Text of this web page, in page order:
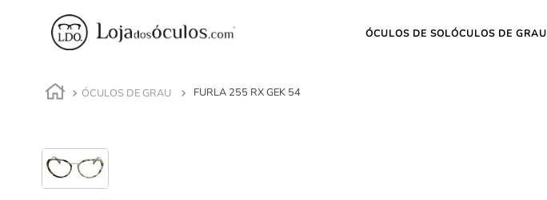
ÓCULOS DE SOLÓCULOS DE GRAU
ÓCULOS DE GRAU FURLA 255 RX GEK 54